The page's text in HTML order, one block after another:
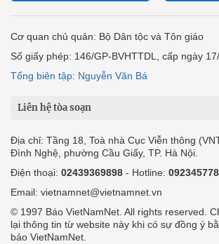
Cơ quan chủ quản: Bộ Dân tộc và Tôn giáo
Số giấy phép: 146/GP-BVHTTDL, cấp ngày
Tổng biên tập: Nguyễn Văn Bá
Liên hệ tòa soạn
Địa chỉ: Tầng 18, Toà nhà Cục Viễn thông
Đình Nghệ, phường Cầu Giấy, TP. Hà Nội.
Điện thoại: 02439369898 - Hotline:
Email: vietnamnet@vietnamnet.vn
© 1997 Báo VietNamNet. All rights reserved.
lại thông tin từ website này khi có sự đồng ý
báo VietNamNet.